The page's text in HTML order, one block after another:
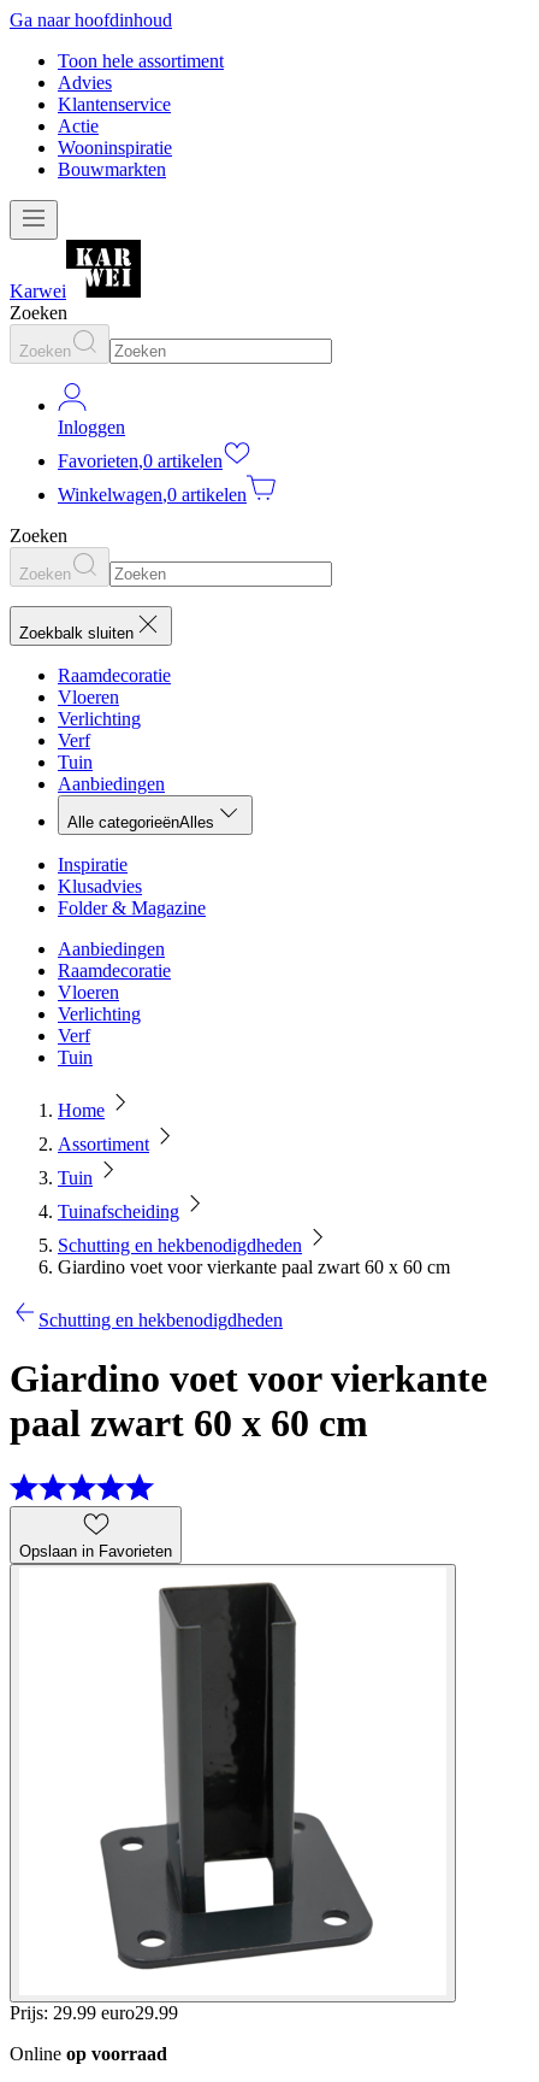
Ga naar hoofdinhoud
Toon hele assortiment
Advies
Klantenservice
Actie
Wooninspiratie
Bouwmarkten
Karwei
Zoeken
Zoeken
Inloggen
Favorieten,0 artikelen
Winkelwagen,0 artikelen
Zoeken
Zoeken
Zoekbalk sluiten
Raamdecoratie
Vloeren
Verlichting
Verf
Tuin
Aanbiedingen
Alle categorieënAlles
Inspiratie
Klusadvies
Folder & Magazine
Aanbiedingen
Raamdecoratie
Vloeren
Verlichting
Verf
Tuin
Home
Assortiment
Tuin
Tuinafscheiding
Schutting en hekbenodigdheden
Giardino voet voor vierkante paal zwart 60 x 60 cm
Schutting en hekbenodigdheden
Giardino voet voor vierkante
paal zwart 60 x 60 cm
Opslaan in Favorieten
Prijs: 29.99 euro29.99
Online op voorraad